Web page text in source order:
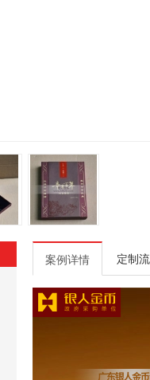
案例详情 定制